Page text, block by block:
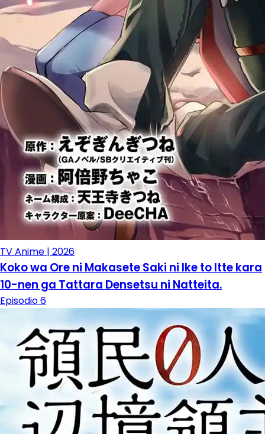
TV Anime | 2026
Koko wa Ore ni Makasete Saki ni Ike to Itte kara
10-nen ga Tattara Densetsu ni Natteita.
Episodio 6